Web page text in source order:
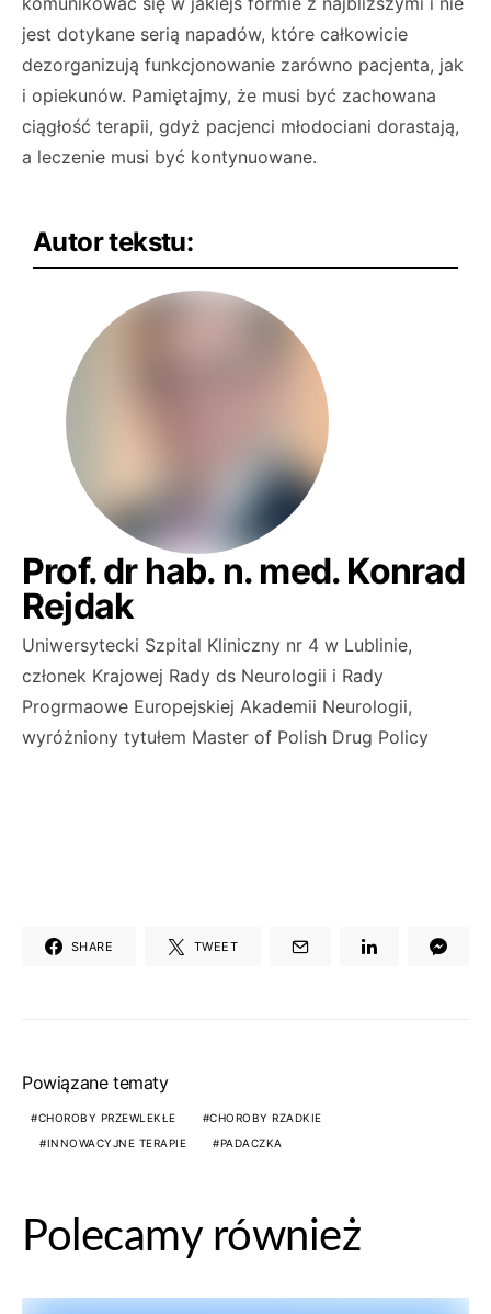
jest dotykane serią napadów, które całkowicie
dezorganizują funkcjonowanie zarówno pacjenta, jak
i opiekunów. Pamiętajmy, że musi być zachowana
ciągłość terapii, gdyż pacjenci młodociani dorastają,
a leczenie musi być kontynuowane.
Autor tekstu:
Prof. dr hab. n. med. Konrad
Rejdak
Uniwersytecki Szpital Kliniczny nr 4 w Lublinie,
członek Krajowej Rady ds Neurologii i Rady
Progrmaowe Europejskiej Akademii Neurologii,
wyróżniony tytułem Master of Polish Drug Policy
SHARE TWEET
Powiązane tematy
CHOROBY PRZEWLEKŁE
CHOROBY RZADKIE
INNOWACYJNE TERAPIE
PADACZKA
Polecamy również